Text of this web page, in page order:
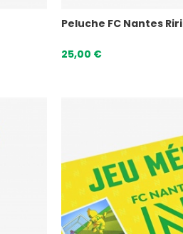
Peluche FC Nantes Riri
25,00 €